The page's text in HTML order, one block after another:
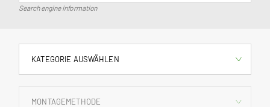
Search engine information
KATEGORIE AUSWÄHLEN
MONTAGEMETHODE